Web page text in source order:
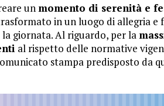
un momento di serenità e
in un luogo di allegria e
giornata. Al riguardo, per la
al rispetto delle normative
stampa predisposto da